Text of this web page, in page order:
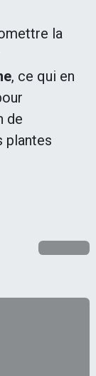
la
, ce qui en
de
plantes